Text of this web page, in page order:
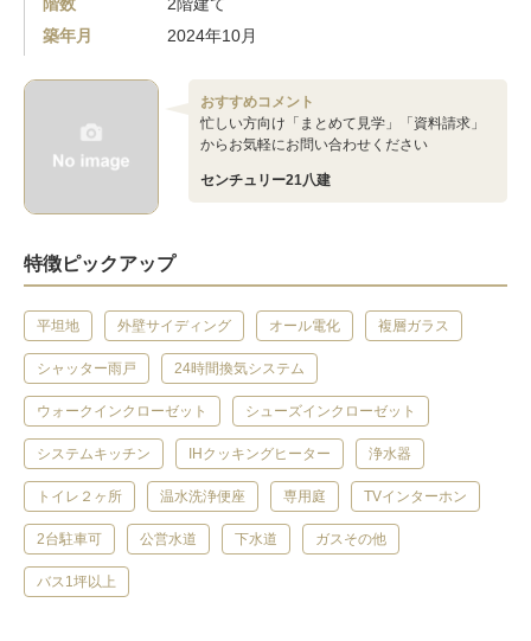
築年月
2024年10月
おすすめコメント
忙しい方向け「まとめて見学」「資料請求」
からお気軽にお問い合わせください
センチュリー21八建
特徴ピックアップ
平坦地 外壁サイディング オール電化 複層ガラス
シャッター雨戸 24時間換気システム
ウォークインクローゼット シューズインクローゼット
システムキッチン IHクッキングヒーター 浄水器
トイレ２ヶ所 温水洗浄便座 専用庭 TVインターホン
2台駐車可 公営水道 下水道 ガスその他
バス1坪以上